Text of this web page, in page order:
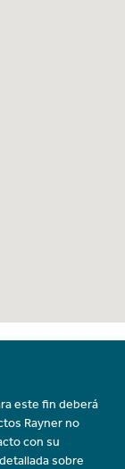
este fin deberá
Rayner no
con su
sobre